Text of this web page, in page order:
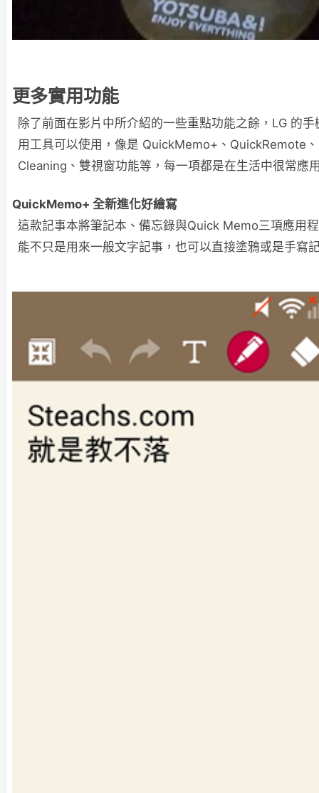
更多實用功能
除了前面在影片中所介紹的一些重點功能之餘，LG 的
用工具可以使用，像是 QuickMemo+、QuickRemote
Cleaning、雙視窗功能等，每一項都是在生活中很常應
QuickMemo+ 全新進化好繪寫
這款記事本將筆記本、備忘錄與Quick Memo三項應用
能不只是用來一般文字記事，也可以直接塗鴉或是手寫